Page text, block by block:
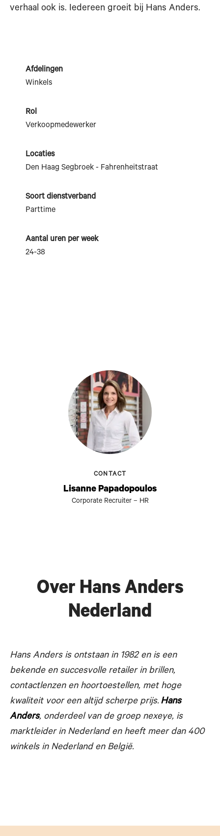
verhaal ook is. Iedereen groeit bij Hans Anders.
Afdelingen
Winkels
Rol
Verkoopmedewerker
Locaties
Den Haag Segbroek - Fahrenheitstraat
Soort dienstverband
Parttime
Aantal uren per week
24-38
CONTACT
Lisanne Papadopoulos
Corporate Recruiter – HR
Over Hans Anders
Nederland
Hans Anders is ontstaan in 1982 en is een
bekende en succesvolle retailer in brillen,
contactlenzen en hoortoestellen, met hoge
kwaliteit voor een altijd scherpe prijs. Hans
Anders, onderdeel van de groep nexeye, is
marktleider in Nederland en heeft meer dan 400
winkels in Nederland en België.